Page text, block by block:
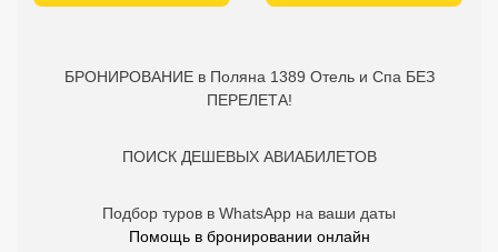
БРОНИРОВАНИЕ в Поляна 1389 Отель и Спа БЕЗ
ПЕРЕЛЕТА!
ПОИСК ДЕШЕВЫХ АВИАБИЛЕТОВ
Подбор туров в WhatsApp на ваши даты
Помощь в бронировании онлайн